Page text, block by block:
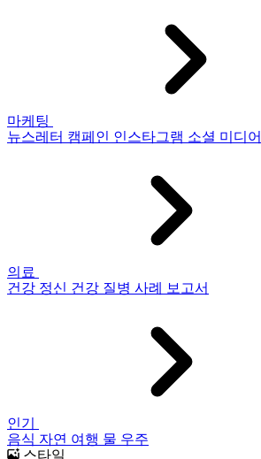
마케팅
뉴스레터 캠페인 인스타그램 소셜 미디어
의료
건강 정신 건강 질병 사례 보고서
인기
음식 자연 여행 물 우주
스타일